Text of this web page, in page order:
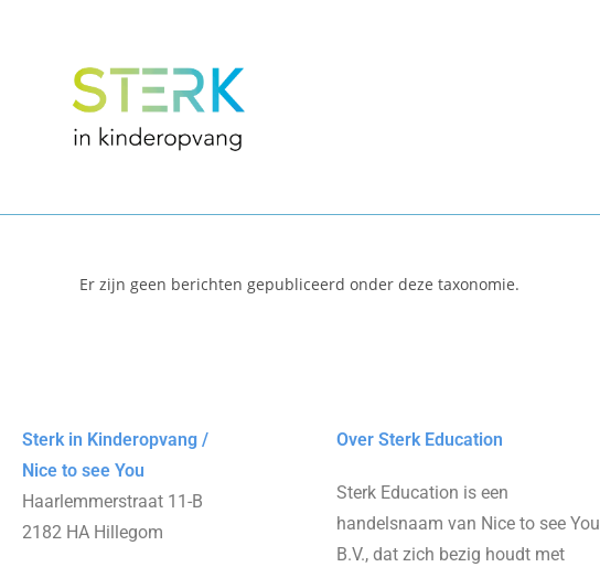
Er zijn geen berichten gepubliceerd onder deze taxonomie.
Sterk in Kinderopvang /
Nice to see You
Haarlemmerstraat 11-B
2182 HA Hillegom
Over Sterk Education
Sterk Education is een
handelsnaam van Nice to see You
B.V., dat zich bezig houdt met